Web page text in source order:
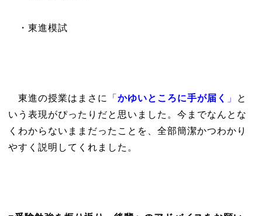
・東進模試
東進の授業はまさに 「 かゆいところに手が届く 」
と
いう表現がぴったりだと思いました。今までなんとな
くわからないままだったことを、全部簡潔かつわかり
やすく説明してくれました。